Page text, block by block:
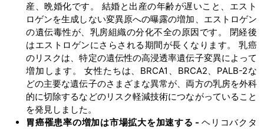
産、晩婚化です。 結婚と出産の年齢が遅いこと、エスト
ロゲンを生成しない変異原への曝露の増加、エストロゲン
の遺伝毒性が、乳房組織の分化不全の原因です。 閉経後
はエストロゲンにさらされる期間が長くなります。 乳癌
のリスクは、特定の遺伝性の高浸透率遺伝子変異によって
増加します。 女性たちは、BRCA1、BRCA2、PALB-2な
どの主要な遺伝子のさまざまな異常が、両方の乳房を外科
的に切除するなどのリスク軽減技術につながっていること
を発見しました。
胃癌罹患率の増加は市場拡大を加速する -ヘリコバクタ